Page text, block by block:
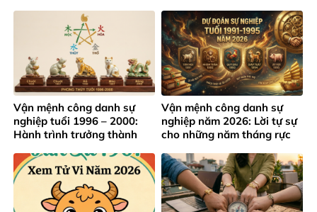
Vận mệnh công danh sự
nghiệp tuổi 1996 – 2000:
Hành trình trưởng thành
Vận mệnh công danh sự
nghiệp năm 2026: Lời tự sự
cho những năm tháng rực